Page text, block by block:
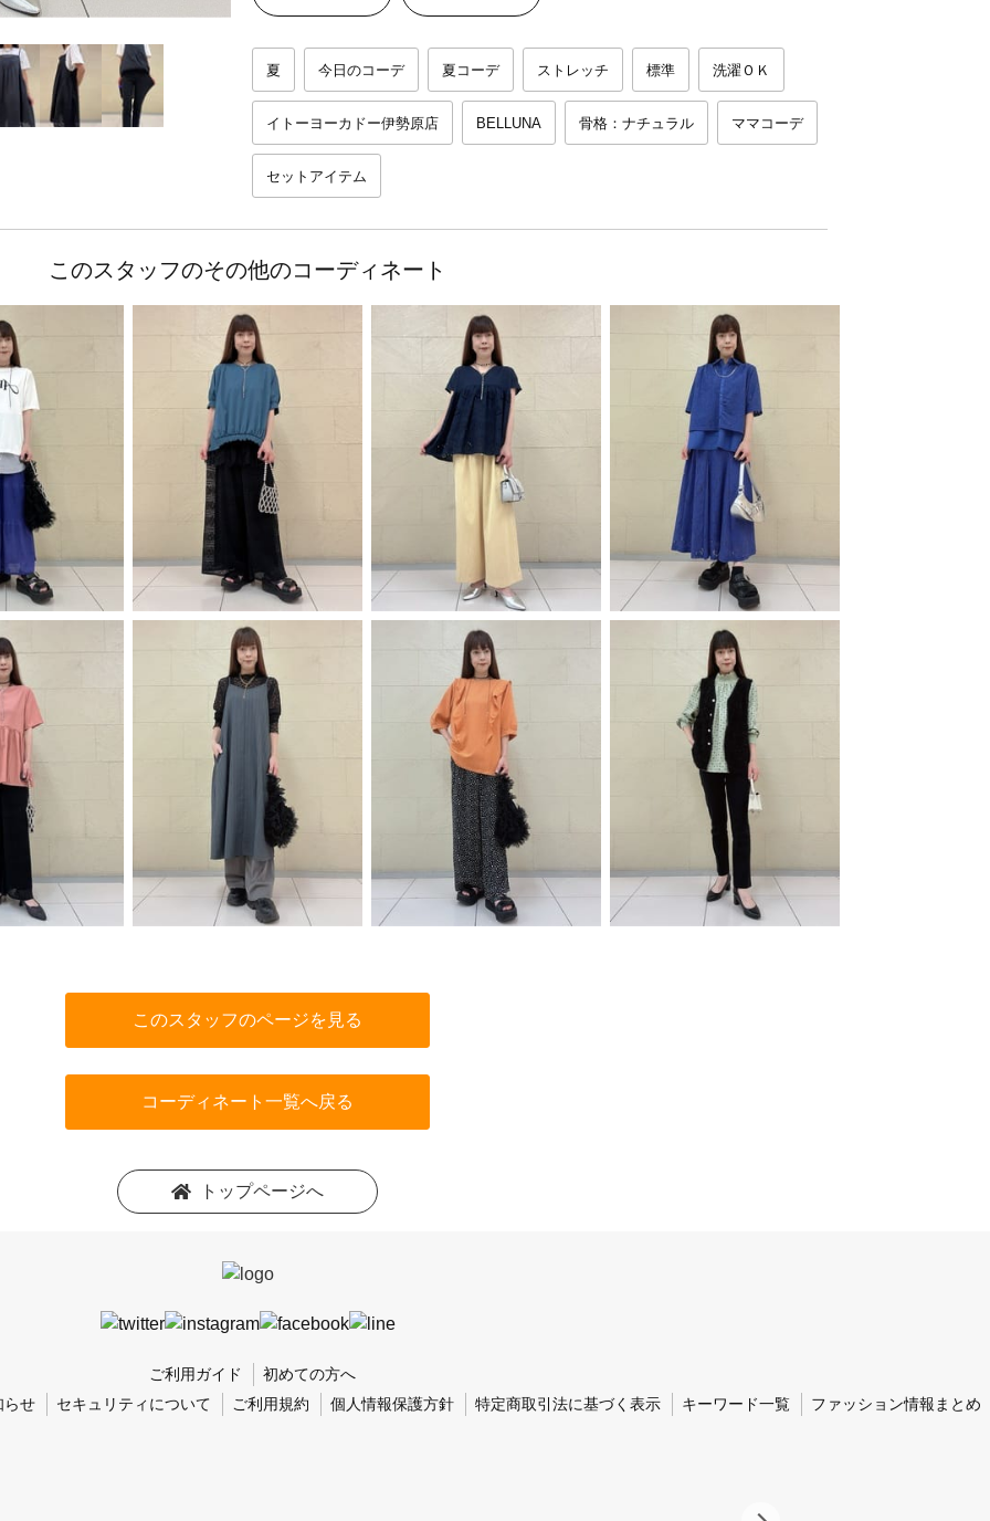
夏 今日のコーデ 夏コーデ ストレッチ 標準 洗濯ＯＫ
イトーヨーカドー伊勢原店 BELLUNA 骨格：ナチュラル ママコーデ
セットアイテム
このスタッフのその他のコーディネート
このスタッフのページを見る
コーディネート一覧へ戻る
トップページへ
ご利用ガイド
初めての方へ
らせ
セキュリティについて ご利用規約 個人情報保護方針 特定商取引法に基づく表示 キーワード一覧 ファッション情報まとめ